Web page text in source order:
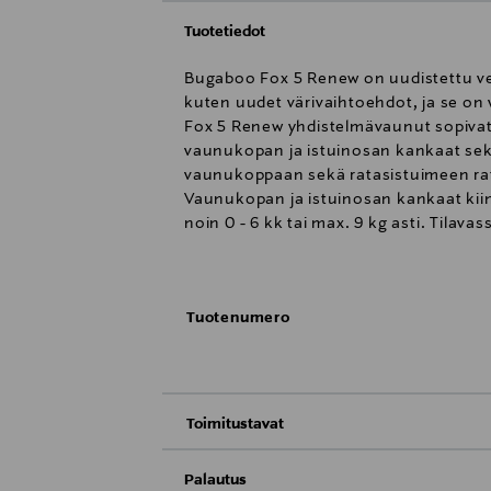
Tuotetiedot
Bugaboo Fox 5 Renew on uudistettu
kuten uudet värivaihtoehdot, ja se
Fox 5 Renew yhdistelmävaunut
vaunukopan ja istuinosan kankaat
vaunukoppaan sekä ratasistuimeen
Vaunukopan ja istuinosan kankaat
noin 0 - 6 kk tai max. 9 kg asti.
kangas. Vaunukoppa voidaan
säästävä. Vaunukopan peite on
kasvavat lapsen mukana.
Tuotenumero
Toimitustavat
Palautus